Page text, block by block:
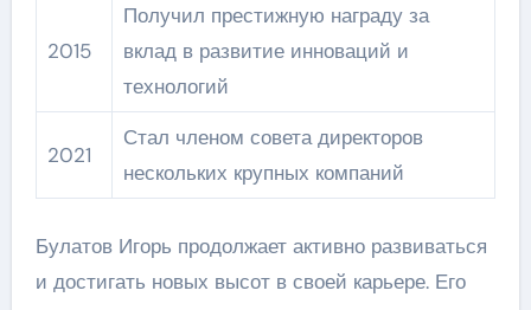
2015
Получил престижную награду за
вклад в развитие инноваций и
технологий
2021
Стал членом совета директоров
нескольких крупных компаний
Булатов Игорь продолжает активно развиваться
и достигать новых высот в своей карьере. Его